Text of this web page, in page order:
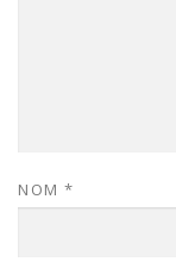
NOM *